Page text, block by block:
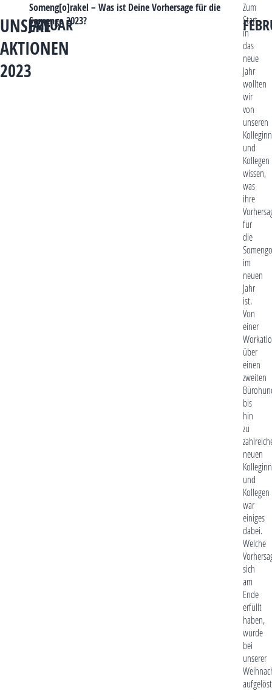
UNSERE
AKTIONEN
2023
JANUAR
Someng[o]rakel – Was ist Deine Vorhersage für die
Somengo 2023?
Zum
Start
in
das
neue
Jahr
wollten
wir
von
unseren
und
Kollegen
wissen,
was
ihre
für
die
Somengo
im
neuen
Jahr
ist.
Von
einer
über
einen
zweiten
bis
hin
zu
neuen
und
Kollegen
war
einiges
dabei.
Welche
sich
am
Ende
erfüllt
haben,
wurde
bei
unserer